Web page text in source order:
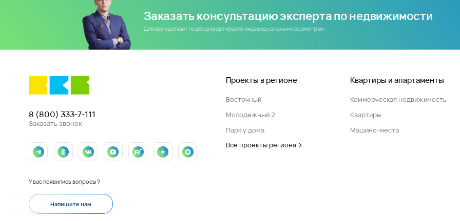
Заказать консультацию эксперта по недвижимости
Для вас сделают подбор квартиры по индивидуальным параметрам
8 (800) 333-7-111
Заказать звонок
У вас появились вопросы?
Напишите нам
Проекты в регионе
Восточный
Молодежный 2
Парк у дома
Все проекты региона
Квартиры и апартаменты
Коммерческая недвижимость
Квартиры
Машино-места